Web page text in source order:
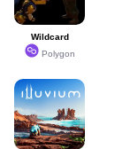
Wildcard
Polygon